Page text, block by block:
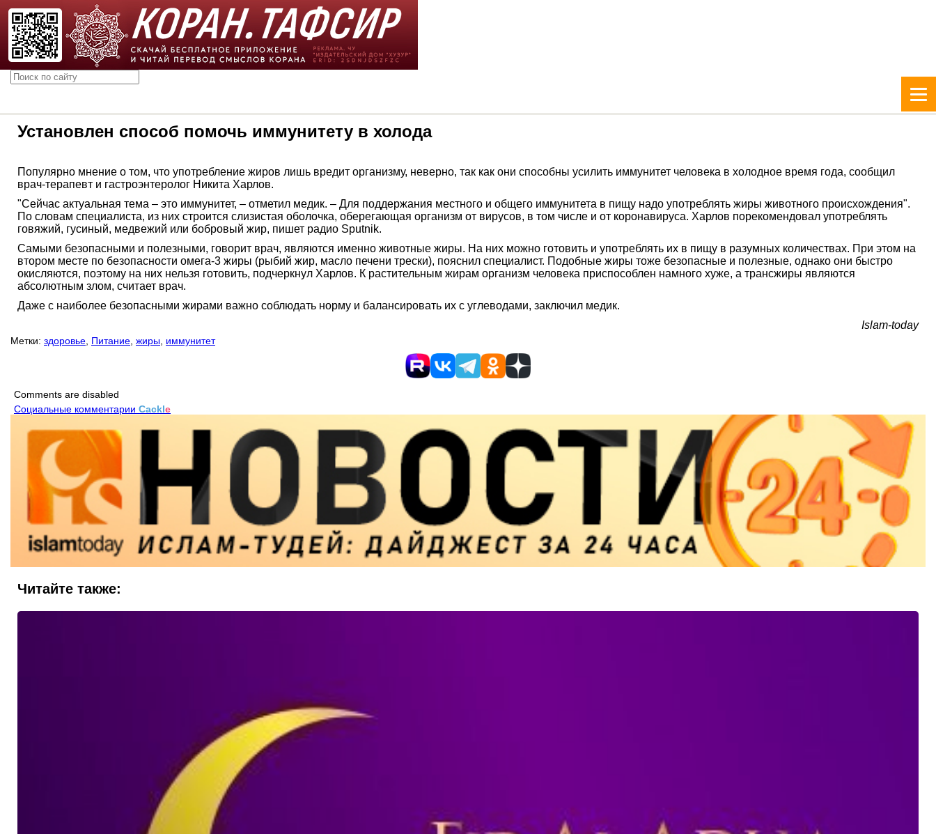
Установлен способ помочь иммунитету в холода
Популярно мнение о том, что употребление жиров лишь вредит организму, неверно, так как они способны усилить иммунитет человека в холодное время года, сообщил
врач-терапевт и гастроэнтеролог Никита Харлов.
"Сейчас актуальная тема – это иммунитет, – отметил медик. – Для поддержания местного и общего иммунитета в пищу надо употреблять жиры животного происхождения".
По словам специалиста, из них строится слизистая оболочка, оберегающая организм от вирусов, в том числе и от коронавируса. Харлов порекомендовал употреблять
говяжий, гусиный, медвежий или бобровый жир, пишет радио Sputnik.
Самыми безопасными и полезными, говорит врач, являются именно животные жиры. На них можно готовить и употреблять их в пищу в разумных количествах. При этом на
втором месте по безопасности омега-3 жиры (рыбий жир, масло печени трески), пояснил специалист. Подобные жиры тоже безопасные и полезные, однако они быстро
окисляются, поэтому на них нельзя готовить, подчеркнул Харлов. К растительным жирам организм человека приспособлен намного хуже, а трансжиры являются
абсолютным злом, считает врач.
Даже с наиболее безопасными жирами важно соблюдать норму и балансировать их с углеводами, заключил медик.
Islam-today
Метки: здоровье Питание жиры иммунитет
Comments are disabled
Социальные комментарии Cackle
Читайте также: